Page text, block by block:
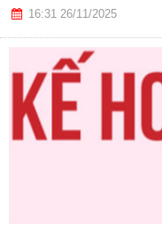
16:31 26/11/2025